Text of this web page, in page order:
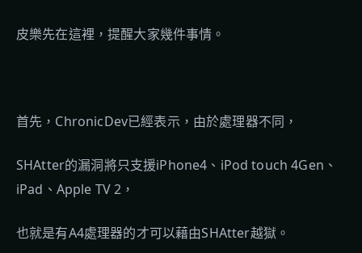
皮樂先在這裡，提醒大家幾件事情。
首先，ChronicDev已經表示，由於處理器不同，
SHAtter的漏洞將只支援iPhone4、iPod touch 4Gen、
iPad、Apple TV 2，
也就是有A4處理器的才可以藉由SHAtter越獄。